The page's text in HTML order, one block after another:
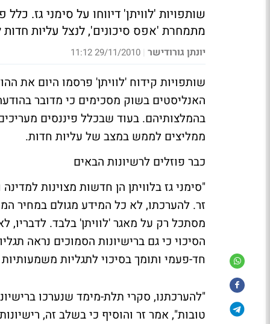
שותפויות 'לוויתן' דיווחו על סימני גז. כלל
מתמחרת 'אפס סיכונים', לנצל עליות
יונתן גורודישר |
29/11/2010 11:12
שותפויות קידוח 'לוויתן' פרסמו היום את
האנליסטים בשוק מסכימים כי מדובר
ממליצים לממש במצב של עליות חדות.
כבר פוזלים לרשיונות הבאים
"סימני גז בלוויתן הן חדשות מצוינות
זר. להערכתו, לא כל המידע מגולם במחיר
מסתכל רק על מאגר 'לוויתן' בלבד. לדבריו,
הסיכוי כי גם ברישיונות הסמוכים נראה
חד-פעמי ותומך בסיכוי לתגליות
"להערכתנו, סקרי תלת-מימד שנערכו
טובות", אמר זר והוסיף כי בשלב זה,